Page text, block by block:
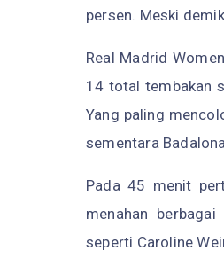
persen. Meski
Real Madrid
14 total tembakan
Yang paling
sementara
Pada 45 menit
menahan
seperti Caroline